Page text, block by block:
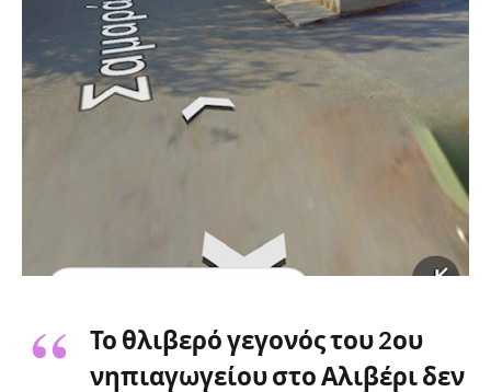
Το θλιβερό γεγονός του 2ου
νηπιαγωγείου στο Αλιβέρι δεν